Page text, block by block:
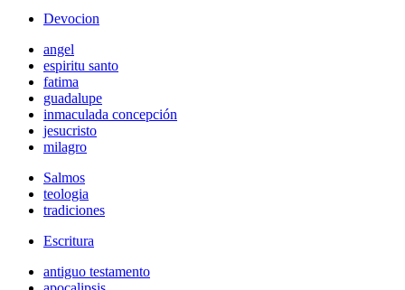
Devocion
angel
espiritu santo
fatima
guadalupe
inmaculada concepción
jesucristo
milagro
Salmos
teologia
tradiciones
Escritura
antiguo testamento